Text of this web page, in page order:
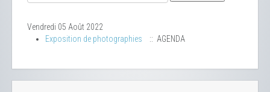
Vendredi 05 Août 2022
Exposition de photographies
:: AGENDA